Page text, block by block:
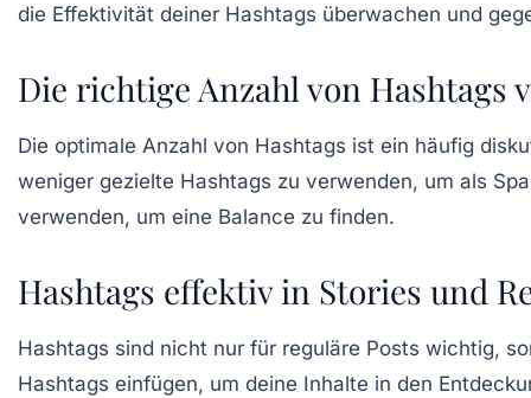
die Effektivität deiner Hashtags überwachen und
Die richtige Anzahl von Hashtags
Die optimale Anzahl von Hashtags ist ein häufig
weniger gezielte Hashtags zu verwenden, um als
verwenden, um eine Balance zu finden.
Hashtags effektiv in Stories und
Hashtags sind nicht nur für reguläre Posts wichtig,
Hashtags einfügen, um deine Inhalte in den